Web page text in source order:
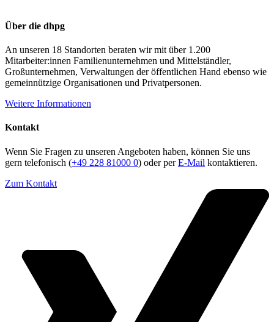
Über die dhpg
An unseren 18 Standorten beraten wir mit über 1.200
Mitarbeiter:innen Familienunternehmen und Mittelständler,
Großunternehmen, Verwaltungen der öffentlichen Hand ebenso wie
gemeinnützige Organisationen und Privatpersonen.
Weitere Informationen
Kontakt
Wenn Sie Fragen zu unseren Angeboten haben, können Sie uns
gern telefonisch (+49 228 81000 0) oder perE-Mail kontaktieren.
Zum Kontakt